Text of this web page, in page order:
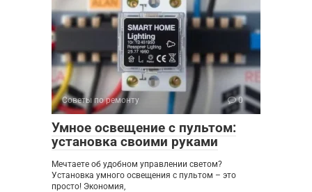
Советы по ремонту 0
Умное освещение с пультом:
установка своими руками
Мечтаете об удобном управлении светом?
Установка умного освещения с пультом – это
просто! Экономия,